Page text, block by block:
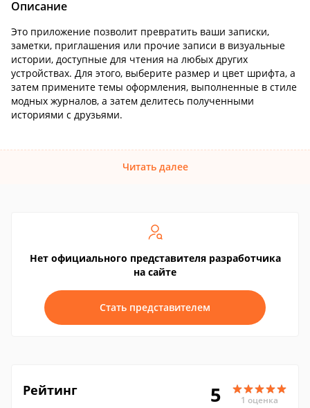
Описание
Это приложение позволит превратить ваши записки,
заметки, приглашения или прочие записи в визуальные
истории, доступные для чтения на любых других
устройствах. Для этого, выберите размер и цвет шрифта, а
затем примените темы оформления, выполненные в стиле
модных журналов, а затем делитесь полученными
историями с друзьями.
Читать далее
Нет официального представителя разработчика
на сайте
Стать представителем
Рейтинг 5 1 оценка